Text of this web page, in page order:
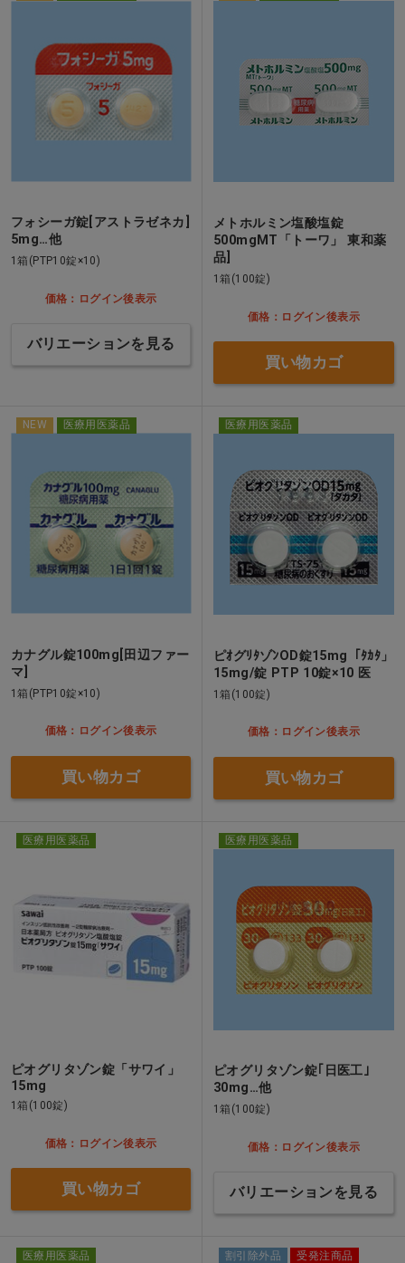
フォシーガ錠[アストラゼネカ]
5mg…他
1箱(PTP10錠×10)
価格：ログイン後表示
バリエーションを見る
メトホルミン塩酸塩錠
500mgMT「トーワ」 東和薬
品]
1箱(100錠)
価格：ログイン後表示
買い物カゴ
NEW 医療用医薬品
カナグル錠100mg[田辺ファー
マ]
1箱(PTP10錠×10)
価格：ログイン後表示
買い物カゴ
医療用医薬品
ピｵグﾘﾀゾﾝOD錠15mg「ﾀｶﾀ」
15mg/錠 PTP 10錠×10 医
1箱(100錠)
価格：ログイン後表示
買い物カゴ
医療用医薬品
ピオグリタゾン錠「サワイ」
15mg
1箱(100錠)
価格：ログイン後表示
買い物カゴ
医療用医薬品
ピオグリタゾン錠｢日医工｣
30mg…他
1箱(100錠)
価格：ログイン後表示
バリエーションを見る
医療用医薬品 割引除外品
受発注商品